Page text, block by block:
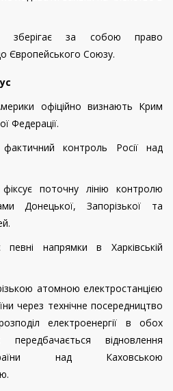
зберігає за собою право
Європейського Союзу.
офіційно визнають Крим
Федерації.
контроль Росії над
поточну лінію контролю
Донецької, Запорізької та
певні напрямки в Харківській
атомною електростанцією
через технічне посередництво
електроенергії в обох
відновлення
над Каховською